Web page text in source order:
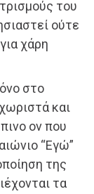
του
ούτε
χάρη
στο
και
ον που
“Εγώ”
της
τα